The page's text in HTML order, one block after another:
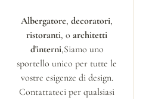
Albergatore, decoratori,
ristoranti, o architetti
d'interni,Siamo uno
sportello unico per tutte le
vostre esigenze di design.
Contattateci per qualsiasi